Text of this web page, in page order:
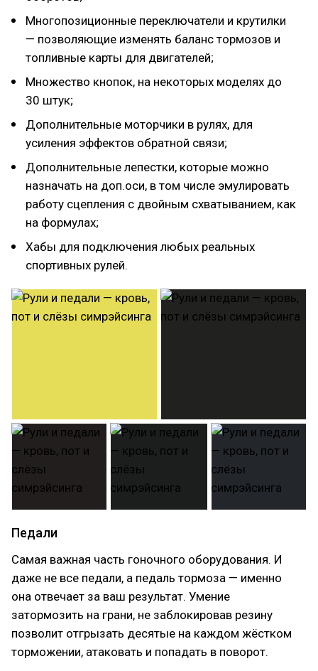
Многопозиционные переключатели и крутилки
— позволяющие изменять баланс тормозов и
топливные карты для двигателей;
Множество кнопок, на некоторых моделях до
30 штук;
Дополнительные моторчики в рулях, для
усиления эффектов обратной связи;
Дополнительные лепестки, которые можно
назначать на доп.оси, в том числе эмулировать
работу сцепления с двойным схватыванием, как
на формулах;
Хабы для подключения любых реальных
спортивных рулей.
Педали
Самая важная часть гоночного оборудования. И
даже не все педали, а педаль тормоза — именно
она отвечает за ваш результат. Умение
затормозить на грани, не заблокировав резину
позволит отгрызать десятые на каждом жёстком
торможении, атаковать и попадать в поворот.